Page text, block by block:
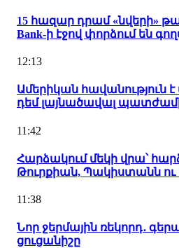
15 հազար դրամ «նվերի»
Bank-ի էջով փորձում են
12:13
Ամերիկան հավանություն
դեմ լայնածավալ
11:42
Հարձակում մեկի վրա՝
Թուրքիան, Պակիստանն ու
11:38
Նոր ջերմային ռեկորդ․
ցուցանիշը